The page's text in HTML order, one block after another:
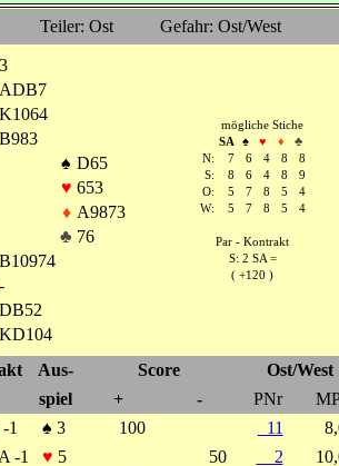
Teiler: Ost Gefahr: Ost/West
3
ADB7
K1064
B983
♠ D65
♥ 653
♦ A9873
♣ 76
B10974
-
DB52
KD104
mögliche Stiche
SA
♠ ♥ ♦
♣
N:
7 6 4 8
8
S:
8 6 4 8
9
O:
5 7 8 5
4
W:
5 7 8 5 4
Par - Kontrakt
S: 2 SA =
( +120 )
Aus- Score
Ost/West
spiel + - PNr
-1 ♠ 3 100 11
-1 ♥ 5 50 2